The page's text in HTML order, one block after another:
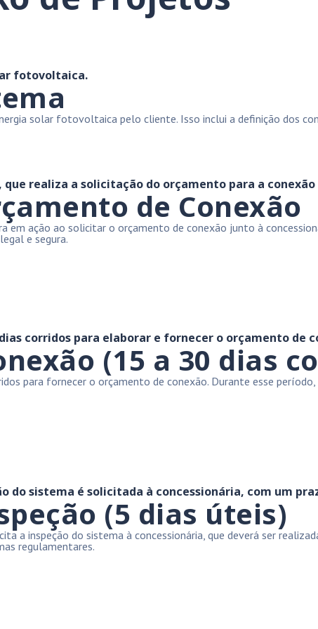
fotovoltaica.
solar fotovoltaica pelo cliente. Isso inclui a definição dos
que realiza a solicitação do orçamento para a
de Conexão
em ação ao solicitar o orçamento de conexão junto à
e segura.
corridos para elaborar e fornecer o orçamento de
(15 a 30 dias
para fornecer o orçamento de conexão. Durante esse
do sistema é solicitada à concessionária, com um
(5 dias úteis)
a inspeção do sistema à concessionária, que deverá ser
regulamentares.